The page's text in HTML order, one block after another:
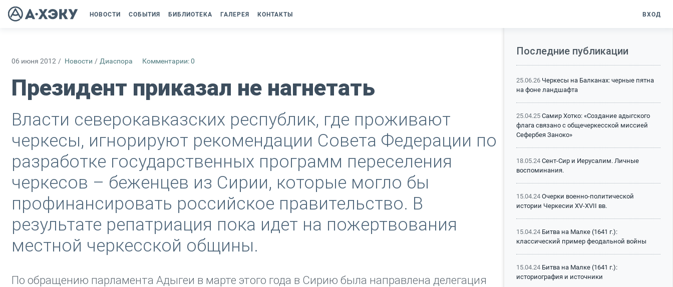
НОВОСТИ СОБЫТИЯ БИБЛИОТЕКА ГАЛЕРЕЯ КОНТАКТЫ ВХОД
06 июня 2012 / Новости / Диаспора Комментарии: 0
Президент приказал не нагнетать
Власти северокавказских республик, где проживают
черкесы, игнорируют рекомендации Совета Федерации по
разработке государственных программ переселения
черкесов – беженцев из Сирии, которые могло бы
профинансировать российское правительство. В
результате репатриация пока идет на пожертвования
местной черкесской общины.
По обращению парламента Адыгеи в марте этого года в Сирию была направлена делегация
Последние публикации
25.06.26 Черкесы на Балканах: черные пятна
на фоне ландшафта
25.04.25 Самир Хотко: «Создание адыгского
флага связано с общечеркесской миссией
Сефербея Заноко»
18.05.24 Сент-Сир и Иерусалим. Личные
воспоминания.
15.04.24 Очерки военно-политической
истории Черкесии XV-XVII вв.
15.04.24 Битва на Малке (1641 г.):
классический пример феодальной войны
15.04.24 Битва на Малке (1641 г.):
историография и источники